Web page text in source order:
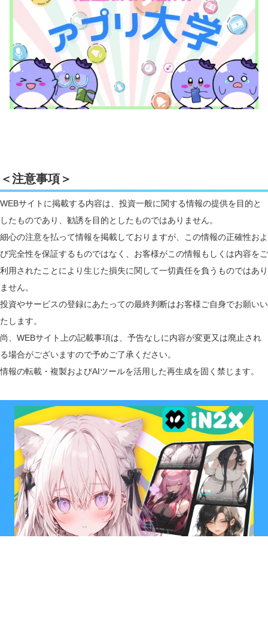
＜注意事項＞
WEBサイトに掲載する内容は、投資一般に関する情報の提供を目的と
したものであり、勧誘を目的としたものではありません。
細心の注意を払って情報を掲載しておりますが、この情報の正確性およ
び完全性を保証するものではなく、お客様がこの情報もしくは内容をご
利用されたことにより生じた損失に関して一切責任を負うものではあり
ません。
投資やサービスの登録にあたっての最終判断はお客様ご自身でお願いい
たします。
尚、WEBサイト上の記載事項は、予告なしに内容が変更又は廃止され
る場合がございますので予めご了承ください。
情報の転載・複製およびAIツールを活用した再生成を固く禁じます。